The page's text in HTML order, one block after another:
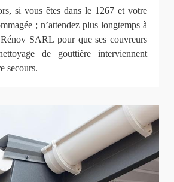
si vous êtes dans le 1267 et votre
; n’attendez plus longtemps à
SARL pour que ses couvreurs
de gouttière interviennent
secours.